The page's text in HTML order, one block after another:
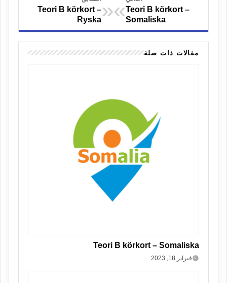
«
Teori B körkort –
Ryska
Teori B körkort –
Somaliska
»
مقالات ذات صلة
Teori B körkort – Somaliska
فبراير 18, 2023